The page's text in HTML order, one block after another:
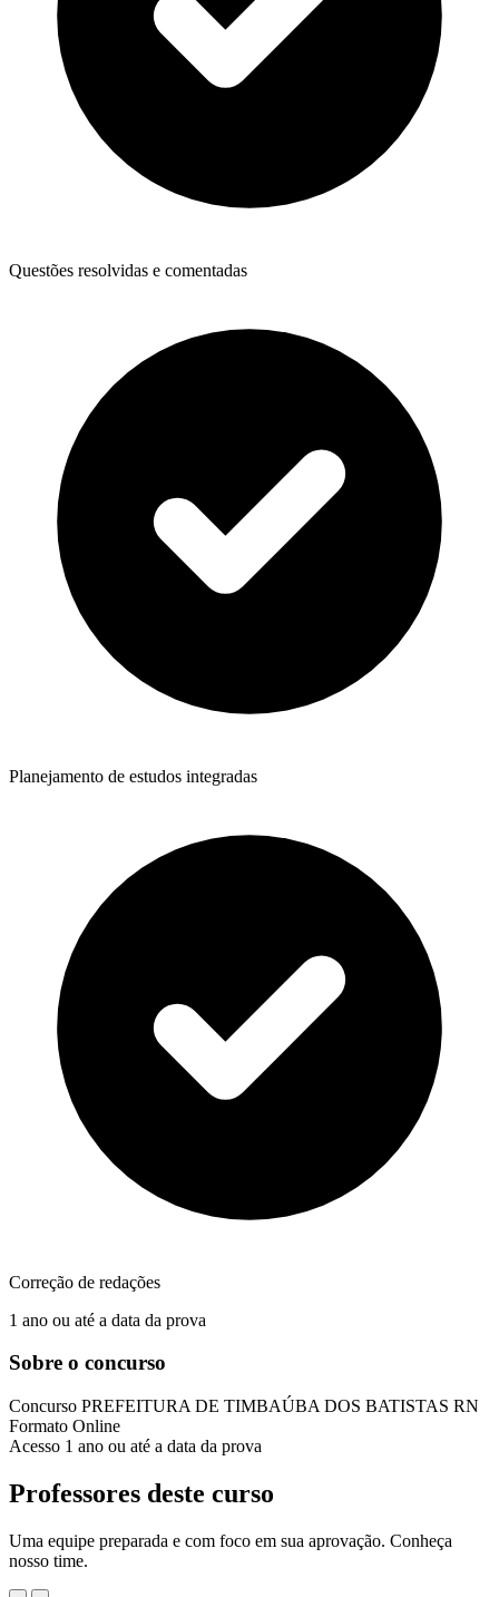
Questões resolvidas e comentadas
Planejamento de estudos integradas
Correção de redações
1 ano ou até a data da prova
Sobre o concurso
Concurso PREFEITURA DE TIMBAÚBA DOS BATISTAS RN
Formato Online
Acesso 1 ano ou até a data da prova
Professores deste curso
Uma equipe preparada e com foco em sua aprovação. Conheça
nosso time.